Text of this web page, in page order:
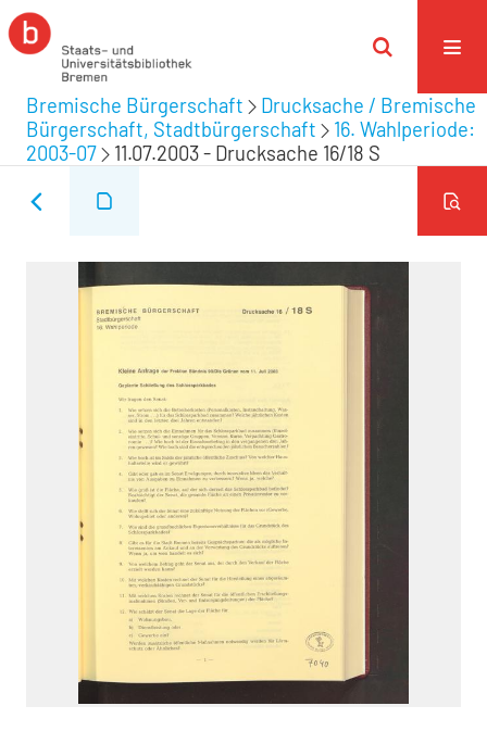
Bremische Bürgerschaft
Drucksache / Bremische
Bürgerschaft, Stadtbürgerschaft
16. Wahlperiode:
2003-07
11.07.2003 - Drucksache 16/18 S